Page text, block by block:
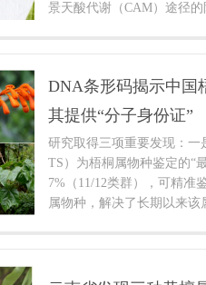
景天酸代谢（CAM）途径
的收缩，往往与ndhF基因
地生类群演化历史中尤为显
DNA条形码揭示中国
其提供“分子身份证”
研究取得三项重要发现：
TS）为梧桐属物种鉴定的“
7%（11/12类群），可精准
属物种，解决了长期以来